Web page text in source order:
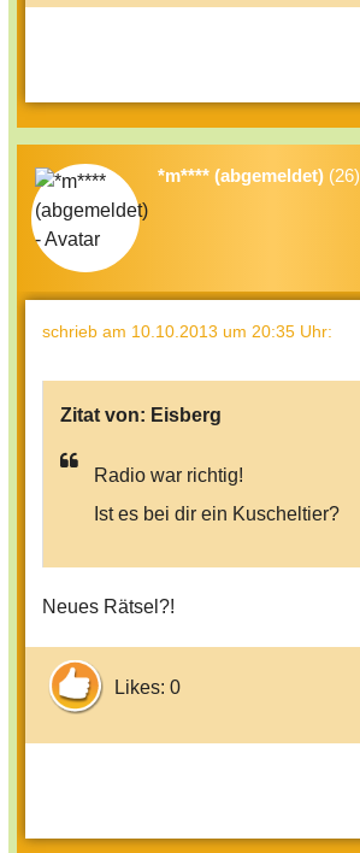
*m**** (abgemeldet) (26)
schrieb am 10.10.2013 um 20:35 Uhr:
Zitat von: Eisberg
Radio war richtig!
Ist es bei dir ein Kuscheltier?
Neues Rätsel?!
Likes: 0